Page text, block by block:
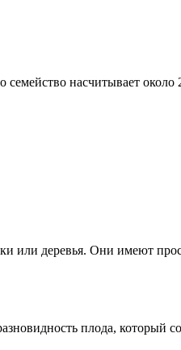
насчитывает
или деревья. Они имеют
плода, который